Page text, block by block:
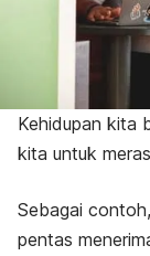
Kehidupan kita
kita untuk
Sebagai
pentas